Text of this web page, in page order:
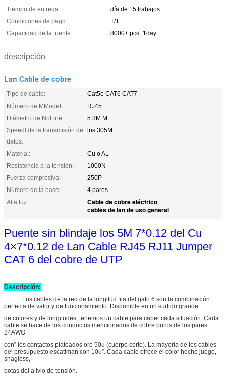
Tiempo de entrega:
día de 15 trabajos
Condiciones de pago:
T/T
Capacidad de la fuente:
8000+ pcs+1day
descripción
Lan Cable de cobre
Tipo de cable:
Cat5e CAT6 CAT7
Número de MModel:
RJ45
Diámetro de NoLine:
5.3M M
Speedl de la transmisión de
datos:
los 305M
Material:
Cu o AL
Resistencia a la tensión:
1000N
Fuerza compresiva:
250P
Número de la base:
4 pares
Alta luz:
Cable de cobre eléctrico,
cables de lan de uso general
Puente sin blindaje los 5M 7*0.12 del Cu
4×7*0.12 de Lan Cable RJ45 RJ11 Jumper
CAT 6 del cobre de UTP
Descripción:
Los cables de la red de la longitud fija del gato 6 son la combinación
perfecta de valor y de funcionamiento. Disponible en un surtido grande
de colores y de longitudes, tenemos un cable para caber cada situación. Cada
cable se hace de los conductos mencionados de cobre puros de los pares
24AWG
con” los contactos plateados oro 50u (cuerpo corto). La mayoría de los cables
del presupuesto escatiman con 10u”. Cada cable ofrece el color hecho juego,
snagless,
botas del alivio de tensión.